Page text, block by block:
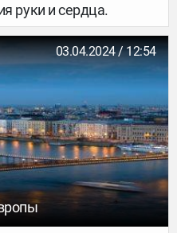
руки и сердца.
03.04.2024 / 12:54